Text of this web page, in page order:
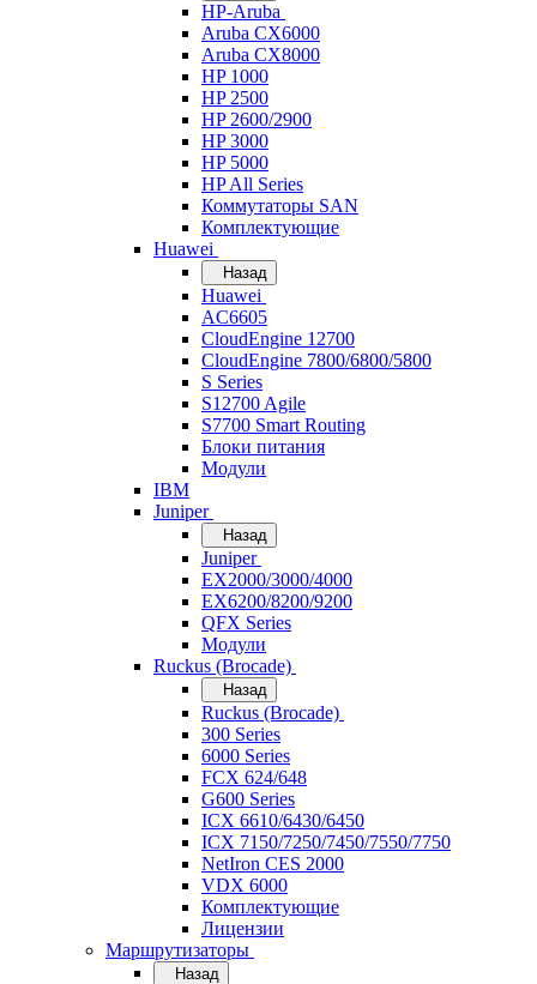
HP-Aruba
Aruba CX6000
Aruba CX8000
HP 1000
HP 2500
HP 2600/2900
HP 3000
HP 5000
HP All Series
Коммутаторы SAN
Комплектующие
Huawei
Назад
Huawei
AC6605
CloudEngine 12700
CloudEngine 7800/6800/5800
S Series
S12700 Agile
S7700 Smart Routing
Блоки питания
Модули
IBM
Juniper
Назад
Juniper
EX2000/3000/4000
EX6200/8200/9200
QFX Series
Модули
Ruckus (Brocade)
Назад
Ruckus (Brocade)
300 Series
6000 Series
FCX 624/648
G600 Series
ICX 6610/6430/6450
ICX 7150/7250/7450/7550/7750
NetIron CES 2000
VDX 6000
Комплектующие
Лицензии
Маршрутизаторы
Назад